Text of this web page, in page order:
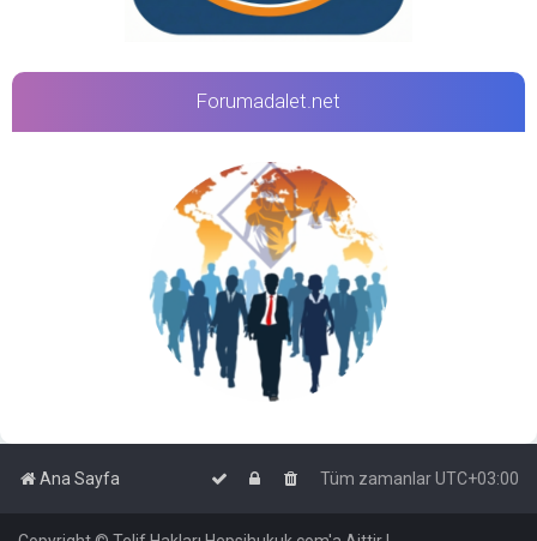
Forumadalet.net
Ana Sayfa Tüm zamanlarUTC+03:00